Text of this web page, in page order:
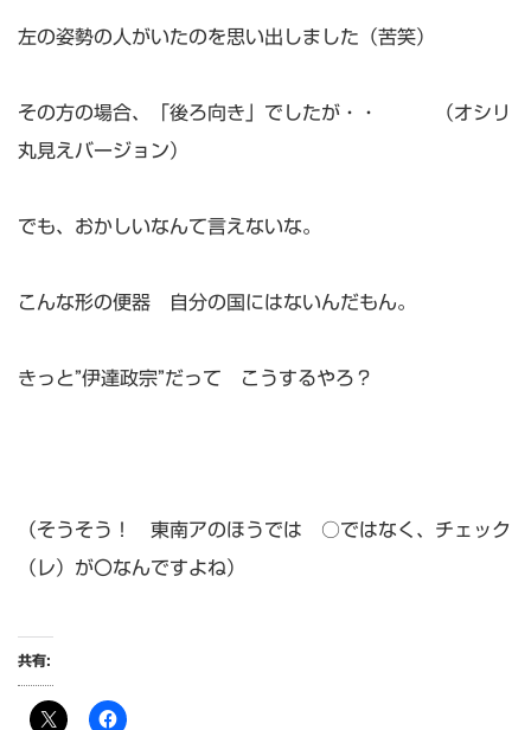
左の姿勢の人がいたのを思い出しました（苦笑）
その方の場合、「後ろ向き」でしたが・・ （オシリ
丸見えバージョン）
でも、おかしいなんて言えないな。
こんな形の便器 自分の国にはないんだもん。
きっと”伊達政宗”だって こうするやろ？
（そうそう！ 東南アのほうでは ○ではなく、チェック
（レ）が〇なんですよね）
共有: